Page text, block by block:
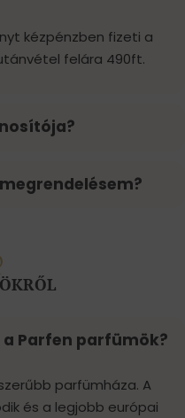
kézpénzben fizeti a
felára 490ft.
Parfen parfümök?
parfümháza. A
és a legjobb európai